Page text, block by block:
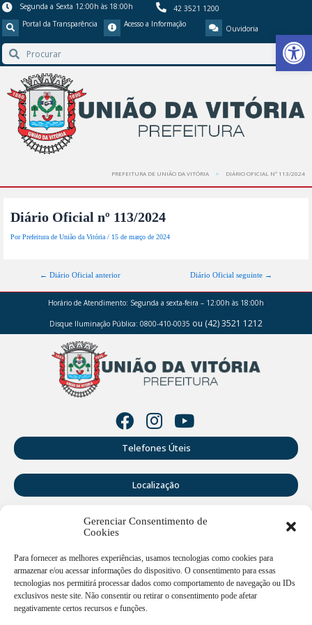
Gerenciar Consentimento de
Cookies
Para fornecer as melhores experiências, usamos tecnologias como cookies para
armazenar e/ou acessar informações do dispositivo. O consentimento para essas
tecnologias nos permitirá processar dados como comportamento de navegação ou IDs
exclusivos neste site. Não consentir ou retirar o consentimento pode afetar
negativamente certos recursos e funções.
Barra de
Segunda a Sexta 12:00h às 18:00h
42 3521 1200
Portal da Transparência
Acesso a Informação Ouvidoria
PREFEITURA DE UNIÃO DA VITÓRIA DIÁRIO OFICIAL Nº 113/2024
Diário Oficial nº 113/2024
PorPrefeitura de União da Vitória/ 15 de março de 2024
← Diário Oficial anterior Diário Oficial seguinte →
Horário de Atendimento: Segunda a sexta-feira – 12:00h às 18:00h
Disque Iluminação Pública: 0800-410-0035 ou (42) 3521 1212
Telefones Úteis
Localização
Perguntas Frequentes
Webmail
Rua Doutor Cruz Machado, 205 - Centro - União da Vitória -
PR